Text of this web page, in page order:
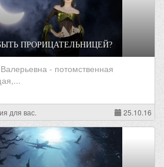
ПРОРИЦАТЕЛЬНИЦЕЙ?
- потомственная
для вас. 25.10.16